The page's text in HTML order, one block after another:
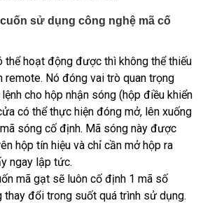
sử dụng công nghệ mã cố
thể hoạt động được thì không thể thiếu
remote. Nó đóng vai trò quan trọng
cho hộp nhận sóng (hộp điều khiển
có thể thực hiện đóng mở, lên xuống
sóng cố định. Mã sóng này được
hộp tín hiệu và chỉ cần mở hộp ra
ngay lập tức.
mã gạt sẽ luôn cố định 1 mã số
thay đổi trong suốt quá trình sử dụng.